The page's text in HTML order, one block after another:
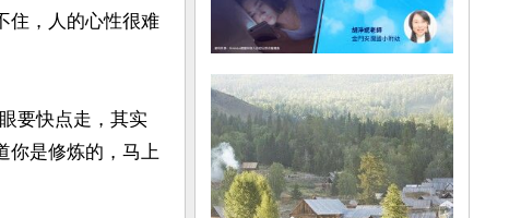
住，人的心性很难
要快点走，其实
你是修炼的，马上